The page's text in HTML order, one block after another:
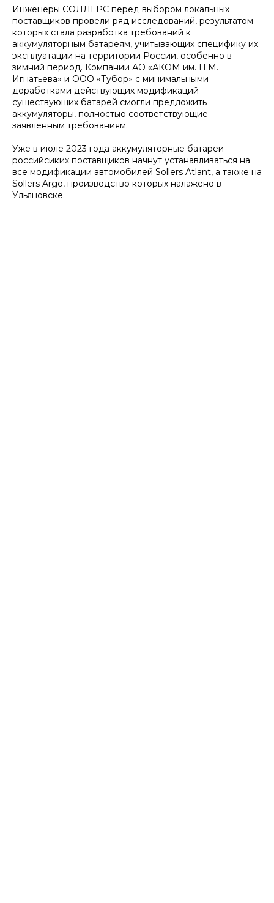
Инженеры СОЛЛЕРС перед выбором локальных
поставщиков провели ряд исследований, результатом
которых стала разработка требований к
аккумуляторным батареям, учитывающих специфику их
эксплуатации на территории России, особенно в
зимний период. Компании АО «АКОМ им. Н.М.
Игнатьева» и ООО «Тубор» с минимальными
доработками действующих модификаций
существующих батарей смогли предложить
аккумуляторы, полностью соответствующие
заявленным требованиям.
Уже в июле 2023 года аккумуляторные батареи
российсиких поставщиков начнут устанавливаться на
все модификации автомобилей Sollers Atlant, а также на
Sollers Argo, производство которых налажено в
Ульяновске.